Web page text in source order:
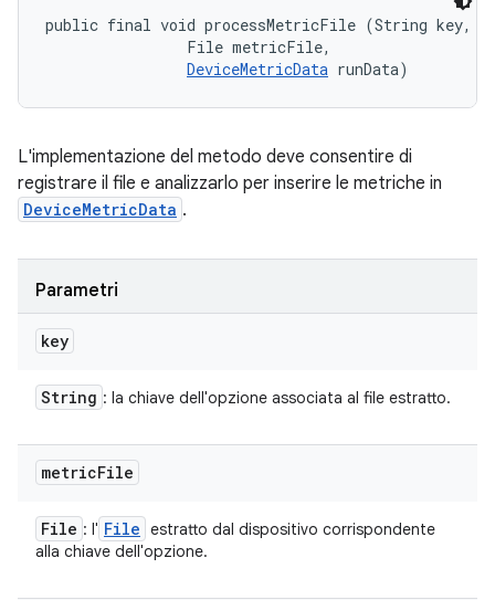
public final void processMetricFile (String key,
                File metricFile,
DeviceMetricData runData)
L'implementazione del metodo deve consentire di
registrare il file e analizzarlo per inserire le metriche in
DeviceMetricData .
Parametri
key
String : la chiave dell'opzione associata al file estratto.
metricFile
File : l' File estratto dal dispositivo corrispondente
alla chiave dell'opzione.